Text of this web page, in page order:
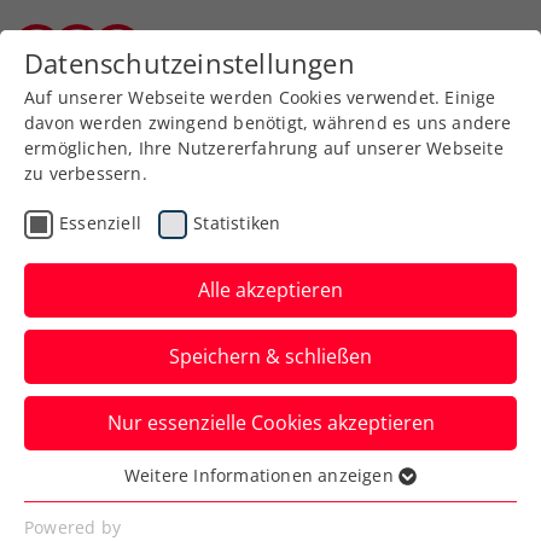
Zurück zur Newsübersicht
Bundesliga
Eine Schule des Lebens:
Darum unterstützt
IMMOunited die Tennis-
Bundesliga
Der Immobiliendaten- und
Grundbuchexperte mit Firmensitz in Wien
engagiert sich bereits seit einigen Jahren
Datenschutzeinstellungen
Auf unserer Webseite werden Cookies verwendet. Einige
davon werden zwingend benötigt, während es uns andere
ermöglichen, Ihre Nutzererfahrung auf unserer Webseite
zu verbessern.
Essenziell Statistiken
Alle akzeptieren
Speichern & schließen
Nur essenzielle Cookies akzeptieren
Essenziell
Essenzielle Cookies werden für grundlegende
Weitere Informationen anzeigen
Powered by